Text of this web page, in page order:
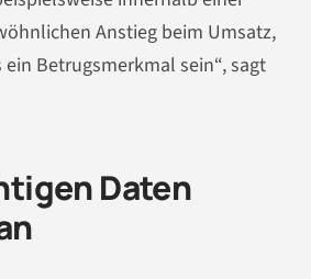
Anstieg beim Umsatz,
Betrugsmerkmal sein“, sagt
Daten